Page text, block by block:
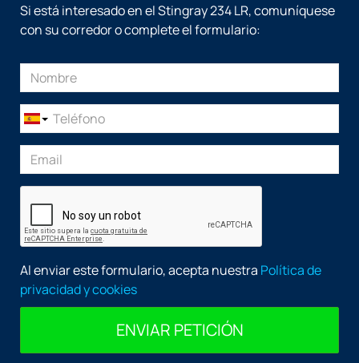
Si está interesado en el Stingray 234 LR, comuníquese
con su corredor o complete el formulario:
Al enviar este formulario, acepta nuestra Política de
privacidad y cookies
ENVIAR PETICIÓN